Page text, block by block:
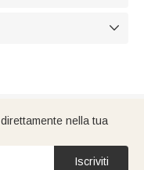

nella tua
Iscriviti